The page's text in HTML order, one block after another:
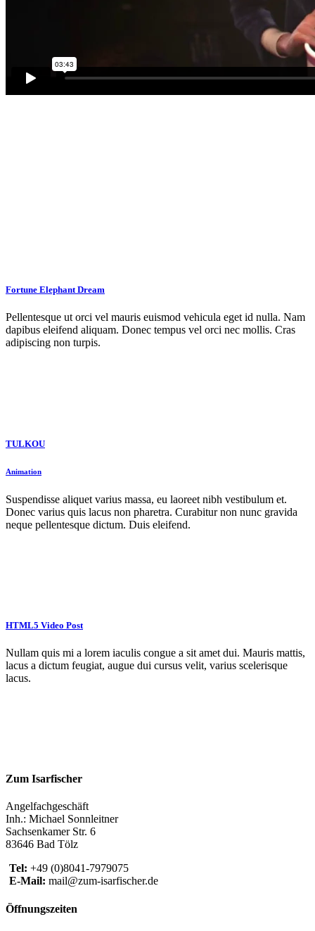
Fortune Elephant Dream
Pellentesque ut orci vel mauris euismod vehicula eget id nulla. Nam
dapibus eleifend aliquam. Donec tempus vel orci nec mollis. Cras
adipiscing non turpis.
TULKOU
Animation
Suspendisse aliquet varius massa, eu laoreet nibh vestibulum et.
Donec varius quis lacus non pharetra. Curabitur non nunc gravida
neque pellentesque dictum. Duis eleifend.
HTML5 Video Post
Nullam quis mi a lorem iaculis congue a sit amet dui. Mauris mattis,
lacus a dictum feugiat, augue dui cursus velit, varius scelerisque
lacus.
Zum Isarfischer
Angelfachgeschäft
Inh.: Michael Sonnleitner
Sachsenkamer Str. 6
83646 Bad Tölz
Tel: +49 (0)8041-7979075
E-Mail: mail@zum-isarfischer.de
Öffnungszeiten